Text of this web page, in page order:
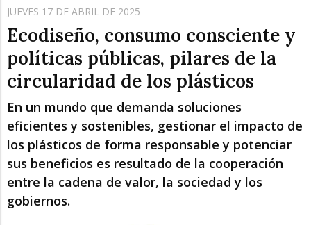
Vie Sáb Dom
JUEVES 17 DE ABRIL DE 2025
Ecodiseño, consumo consciente y
políticas públicas, pilares de la
circularidad de los plásticos
En un mundo que demanda soluciones
eficientes y sostenibles, gestionar el impacto de
los plásticos de forma responsable y potenciar
sus beneficios es resultado de la cooperación
entre la cadena de valor, la sociedad y los
gobiernos.